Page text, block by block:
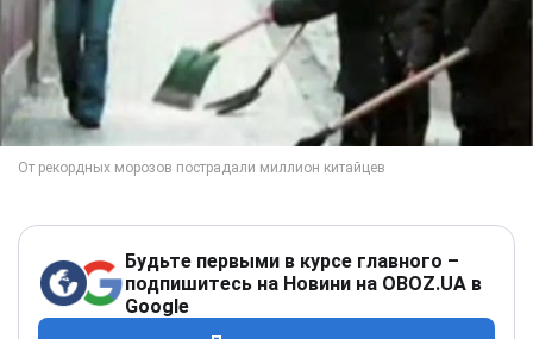
Будьте первыми в курсе главного –
подпишитесь на Новини на OBOZ.UA в
Google